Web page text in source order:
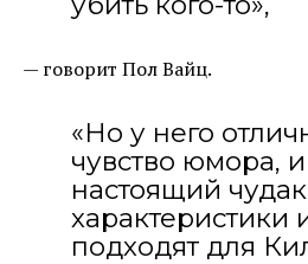
— говорит Пол Вайц.
«Но у него
чувство юмора,
настоящий
характеристики
подходят для